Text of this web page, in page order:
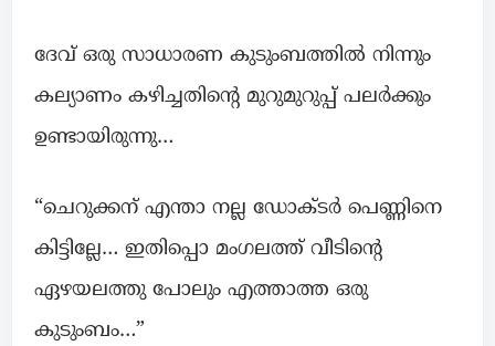
ദേവ് ഒരു സാധാരണ കുടുംബത്തിൽ നിന്നും
കല്യാണം കഴിച്ചതിന്റെ മുറുമുറുപ്പ് പലർക്കും
ഉണ്ടായിരുന്നു…
“ചെറുക്കന് എന്താ നല്ല ഡോക്ടർ പെണ്ണിനെ
കിട്ടില്ലേ… ഇതിപ്പൊ മംഗലത്ത് വീടിന്റെ
ഏഴയലത്തു പോലും എത്താത്ത ഒരു
കുടുംബം…”